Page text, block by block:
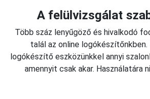
A felülvizsgálat
Több száz lenyűgöző és hivalkodó
talál az online logókészítőnkben.
logókészítő eszközünkkel annyi
amennyit csak akar. Használatára